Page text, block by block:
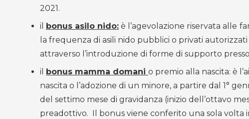
2021.
il
bonus asilo nido: è l’agevolazione riservata alle
la frequenza di asili nido pubblici o privati
attraverso l’introduzione di forme di supporto
il
bonus mamma domani o premio alla nascita: è
nascita o l’adozione di un minore, a partire dal 1°
del settimo mese di gravidanza (inizio dell’ottavo
preadottivo. Il bonus viene conferito una sola volta